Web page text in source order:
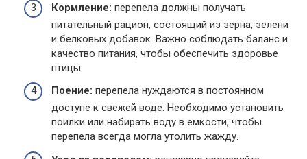
Кормление: перепела должны получать
питательный рацион, состоящий из зерна, зелени
и белковых добавок. Важно соблюдать баланс и
качество питания, чтобы обеспечить здоровье
птицы.
Поение: перепела нуждаются в постоянном
доступе к свежей воде. Необходимо установить
поилки или набирать воду в емкости, чтобы
перепела всегда могла утолить жажду.